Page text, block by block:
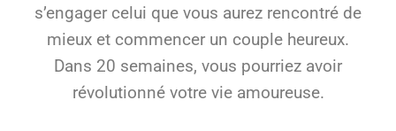
s’engager celui que vous aurez rencontré de
mieux et commencer un couple heureux.
Dans 20 semaines, vous pourriez avoir
révolutionné votre vie amoureuse.